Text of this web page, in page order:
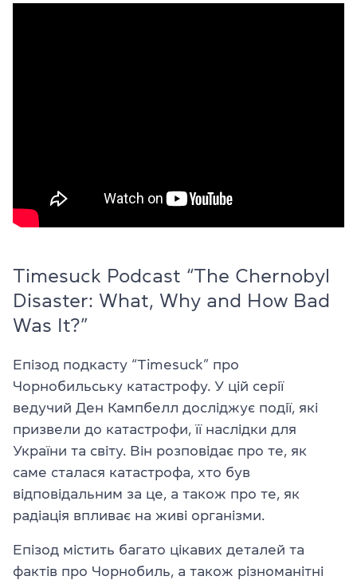
Timesuck Podcast “The Chernobyl
Disaster: What, Why and How Bad
Was It?”
Епізод подкасту “Timesuck” про
Чорнобильську катастрофу. У цій серії
ведучий Ден Кампбелл досліджує події, які
призвели до катастрофи, її наслідки для
України та світу. Він розповідає про те, як
саме сталася катастрофа, хто був
відповідальним за це, а також про те, як
радіація впливає на живі організми.
Епізод містить багато цікавих деталей та
фактів про Чорнобиль, а також різноманітні